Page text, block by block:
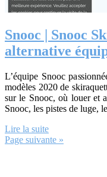
Snooc | Snooc
alternative
L’équipe Snooc
modèles 2020 de
sur le Snooc, où louer et
Snooc, les pistes de luge,
Lire la suite
Page suivante »